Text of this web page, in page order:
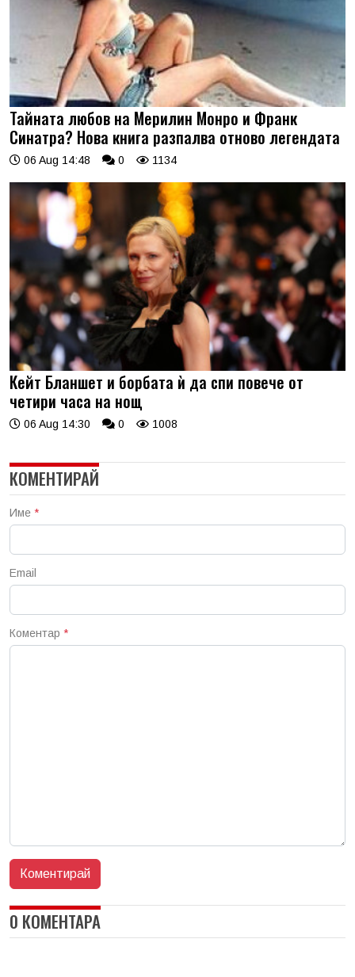
Тайната любов на Мерилин Монро и Франк
Синатра? Нова книга разпалва отново легендата
06 Aug 14:48 0 1134
Кейт Бланшет и борбата ѝ да спи повече от
четири часа на нощ
06 Aug 14:30 0 1008
КОМЕНТИРАЙ
Име *
Email
Коментар *
0 КОМЕНТАРА